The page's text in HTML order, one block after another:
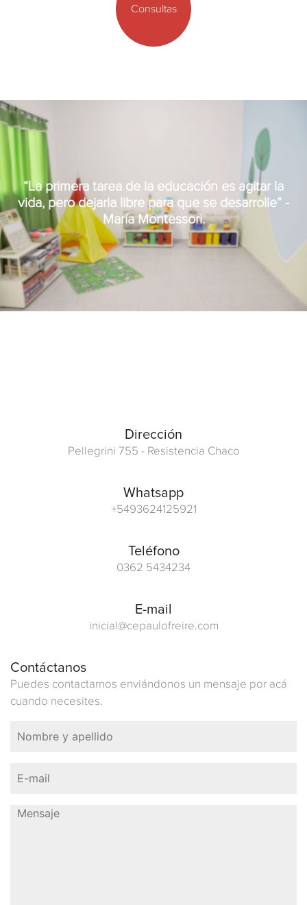
Consultas
“La primera tarea de la educación es agitar la
vida, pero dejarla libre para que se desarrolle” -
María Montessori.
Dirección
Pellegrini 755 - Resistencia Chaco
Whatsapp
+5493624125921
Teléfono
0362 5434234
E-mail
inicial@cepaulofreire.com
Contáctanos
Puedes contactarnos enviándonos un mensaje por acá
cuando necesites.